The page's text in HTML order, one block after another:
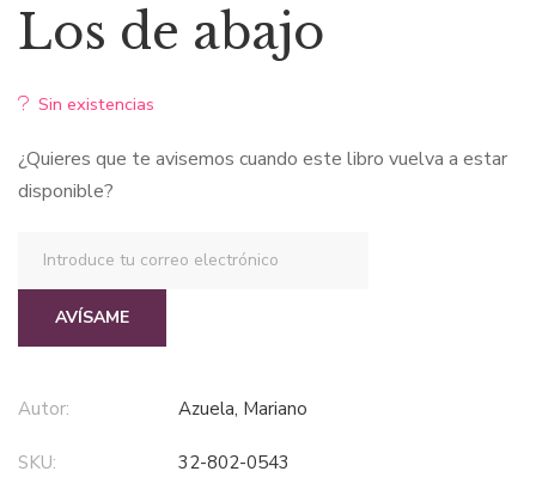
Los de abajo
Sin existencias
¿Quieres que te avisemos cuando este libro vuelva a estar
disponible?
AVÍSAME
Autor: Azuela, Mariano
SKU: 32-802-0543